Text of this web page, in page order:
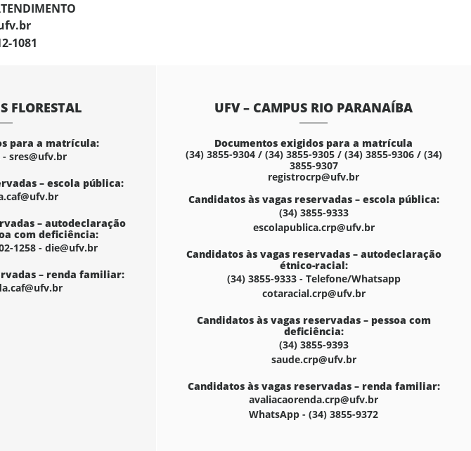
1081
FLORESTAL
para a matrícula:
- sres@ufv.br
– escola pública:
– autodeclaração
com deficiência:
1258 - die@ufv.br
– renda familiar:
UFV – CAMPUS RIO PARANAÍBA
Documentos exigidos para a matrícula
(34) 3855-9304 / (34) 3855-9305 / (34) 3855-9306 / (34)
3855-9307
registrocrp@ufv.br
Candidatos às vagas reservadas – escola pública:
(34) 3855-9333
escolapublica.crp@ufv.br
Candidatos às vagas reservadas – autodeclaração
étnico-racial:
(34) 3855-9333 - Telefone/Whatsapp
cotaracial.crp@ufv.br
Candidatos às vagas reservadas – pessoa com
deficiência:
(34) 3855-9393
saude.crp@ufv.br
Candidatos às vagas reservadas – renda familiar:
avaliacaorenda.crp@ufv.br
WhatsApp - (34) 3855-9372